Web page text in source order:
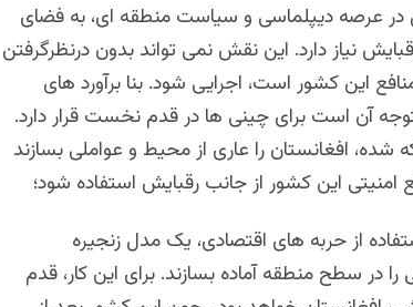
عرصه دیپلماسی و سیاست منطقه ای، به فضای
نیاز دارد. این نقش نمی تواند بدون درنظرگرفتن
این کشور است، اجرایی شود. بنا برآورد های
آن است برای چینی ها در قدم نخست قرار دارد.
افغانستان را عاری از محیط و عواملی بسازند
امنیتی این کشور از جانب رقبایش استفاده شود؛
از حربه های اقتصادی، یک مدل زنجیره
را در سطح منطقه آماده بسازند. برای این کار، قدم